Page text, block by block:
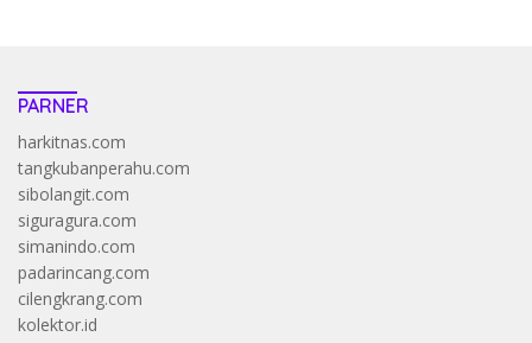
PARNER
harkitnas.com
tangkubanperahu.com
sibolangit.com
siguragura.com
simanindo.com
padarincang.com
cilengkrang.com
kolektor.id